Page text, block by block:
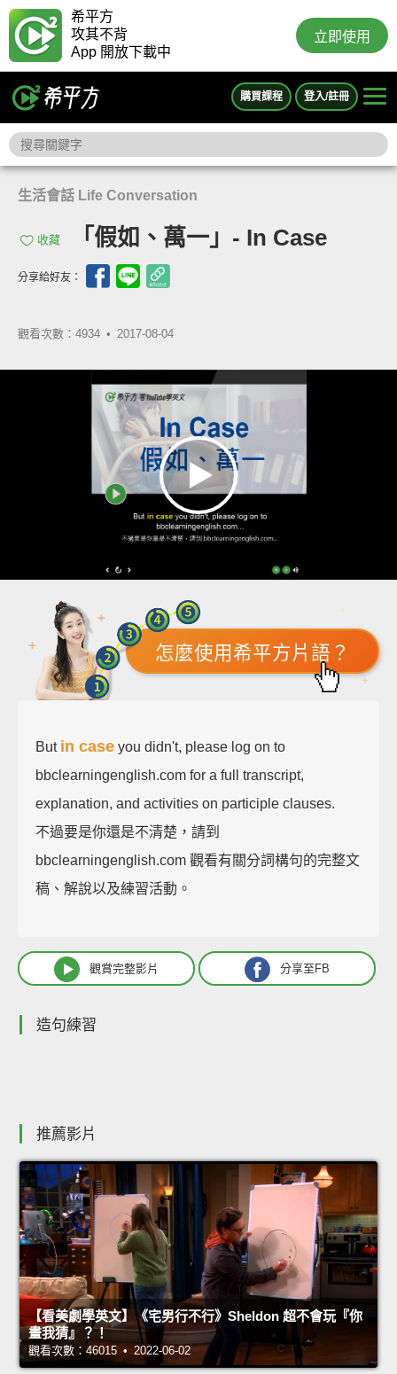
希平方
攻其不背
App 開放下載中
立即使用
購買課程 登入/註冊
生活會話 Life Conversation
收藏 「假如、萬一」- In Case
分享給好友：
觀看次數：4934 • 2017-08-04
怎麼使用希平方片語？
But in case you didn't, please log on to
bbclearningenglish.com for a full transcript,
explanation, and activities on participle clauses.
不過要是你還是不清楚，請到
bbclearningenglish.com 觀看有關分詞構句的完整文
稿、解說以及練習活動。
觀賞完整影片 分享至FB
造句練習
推薦影片
【看美劇學英文】《宅男行不行》Sheldon 超不會玩『你
畫我猜』？！
觀看次數：46015 • 2022-06-02